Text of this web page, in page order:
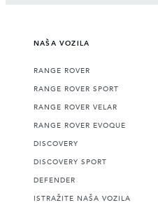
NAŠA VOZILA
RANGE ROVER
RANGE ROVER SPORT
RANGE ROVER VELAR
RANGE ROVER EVOQUE
DISCOVERY
DISCOVERY SPORT
DEFENDER
ISTRAŽITE NAŠA VOZILA